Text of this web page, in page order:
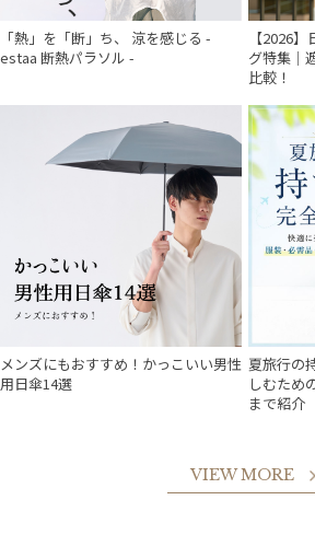
「熱」を「断」ち、 涼を感じる -
estaa 断熱パラソル -
【2026
グ特集｜
比較！
メンズにもおすすめ！かっこいい男性
用日傘14選
夏旅行の
しむため
まで紹介
VIEW MORE